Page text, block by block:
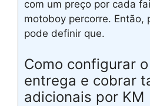
com um preço por cada
motoboy percorre. Então,
pode definir que.
Como configurar
entrega e cobrar
adicionais por KM